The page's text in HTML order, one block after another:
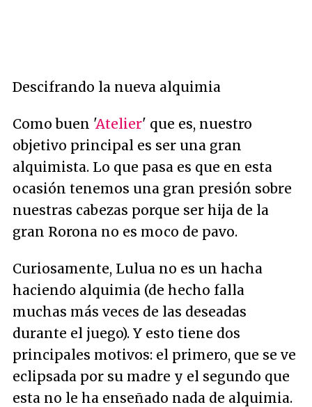
Descifrando la nueva alquimia
Como buen 'Atelier' que es, nuestro
objetivo principal es ser una gran
alquimista. Lo que pasa es que en esta
ocasión tenemos una gran presión sobre
nuestras cabezas porque ser hija de la
gran Rorona no es moco de pavo.
Curiosamente, Lulua no es un hacha
haciendo alquimia (de hecho falla
muchas más veces de las deseadas
durante el juego). Y esto tiene dos
principales motivos: el primero, que se ve
eclipsada por su madre y el segundo que
esta no le ha enseñado nada de alquimia.